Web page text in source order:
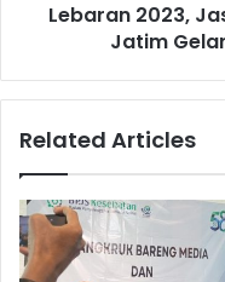
BarengLebaran 2023,
Jatim
Related Articles